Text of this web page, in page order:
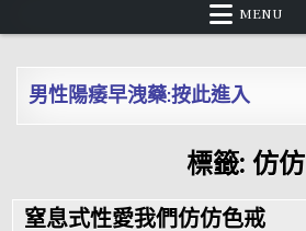
MENU
男性陽痿早洩藥:按此進入
標籤: 仿仿
窒息式性愛我們仿仿色戒